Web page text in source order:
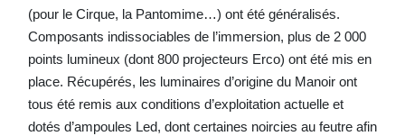
(pour le Cirque, la Pantomime…) ont été généralisés.
Composants indissociables de l’immersion, plus de 2 000
points lumineux (dont 800 projecteurs Erco) ont été mis en
place. Récupérés, les luminaires d’origine du Manoir ont
tous été remis aux conditions d’exploitation actuelle et
dotés d’ampoules Led, dont certaines noircies au feutre afin